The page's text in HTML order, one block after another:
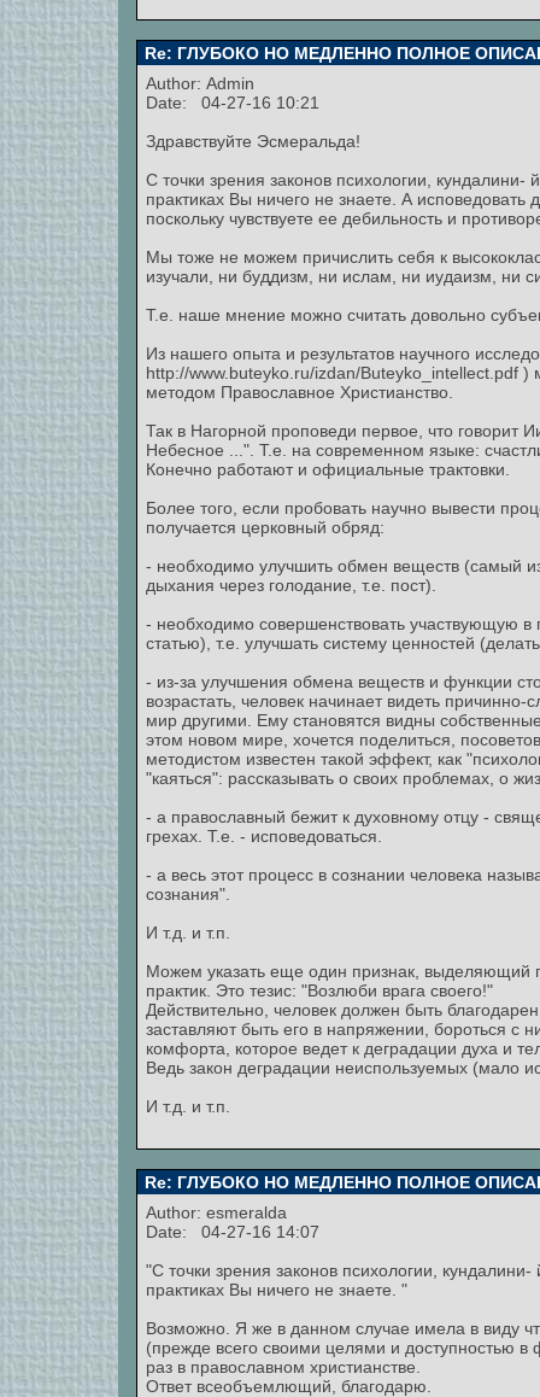
Re: ГЛУБОКО НО МЕДЛЕННО ПОЛНОЕ
Author: Admin
Date: 04-27-16 10:21
Здравствуйте Эсмеральда!
С точки зрения законов психологии, кундалини-
практиках Вы ничего не знаете. А
поскольку чувствуете ее дебильность и
Мы тоже не можем причислить себя к
изучали, ни буддизм, ни ислам, ни иудаизм, ни
Т.е. наше мнение можно считать довольно
Из нашего опыта и результатов научного
http://www.buteyko.ru/izdan/Buteyko_intellect.pdf )
методом Православное Христианство.
Так в Нагорной проповеди первое, что
Небесное ...". Т.е. на современном языке:
Конечно работают и официальные трактовки.
Более того, если пробовать научно вывести
получается церковный обряд:
- необходимо улучшить обмен веществ (самый
дыхания через голодание, т.е. пост).
- необходимо совершенствовать участвующую
статью), т.е. улучшать систему ценностей
- из-за улучшения обмена веществ и функции
возрастать, человек начинает видеть
мир другими. Ему становятся видны
этом новом мире, хочется поделиться,
методистом известен такой эффект, как
"каяться": рассказывать о своих проблемах, о
- а православный бежит к духовному отцу -
грехах. Т.е. - исповедоваться.
- а весь этот процесс в сознании человека
сознания".
И т.д. и т.п.
Можем указать еще один признак, выделяющий
практик. Это тезис: "Возлюби врага своего!"
Действительно, человек должен быть
заставляют быть его в напряжении, бороться с
комфорта, которое ведет к деградации духа и
Ведь закон деградации неиспользуемых (мало
И т.д. и т.п.
Re: ГЛУБОКО НО МЕДЛЕННО ПОЛНОЕ
Author: esmeralda
Date: 04-27-16 14:07
"С точки зрения законов психологии,
практиках Вы ничего не знаете. "
Возможно. Я же в данном случае имела в виду
(прежде всего своими целями и доступностью в
раз в православном христианстве.
Ответ всеобъемлющий, благодарю.